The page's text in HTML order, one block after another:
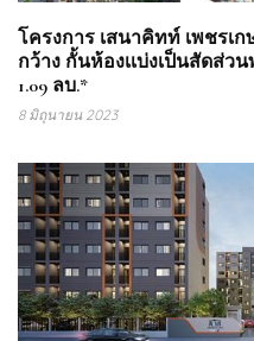
โครงการ เสนาคิทท์ เพชรเ
กว้าง กั้นห้องเเบ่งเป็นสัดส่วน
1.09 ลบ.*
8 มิถุนายน 2023